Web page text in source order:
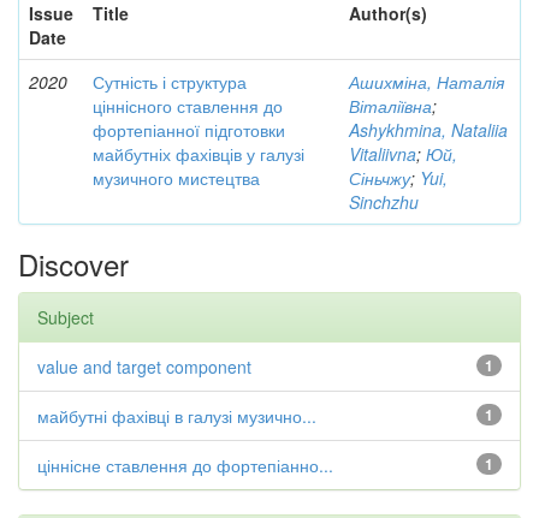
Issue
Date
Title Author(s)
2020
Сутність і структура
ціннісного ставлення до
фортепіанної підготовки
майбутніх фахівців у галузі
музичного мистецтва
Ашихміна, Наталія
Віталіївна;
Ashykhmina, Nataliia
Vitaliivna; Юй,
Сіньчжу; Yui,
Sinchzhu
Discover
Subject
1
value and target component
1
майбутні фахівці в галузі музично...
1
ціннісне ставлення до фортепіанно...